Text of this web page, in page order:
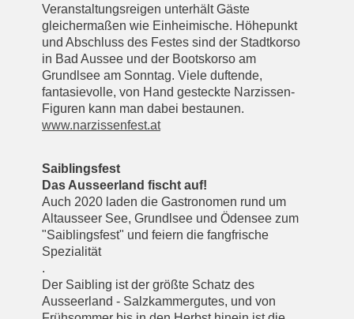
Veranstaltungsreigen unterhält Gäste
gleichermaßen wie Einheimische. Höhepunkt
und Abschluss des Festes sind der Stadtkorso
in Bad Aussee und der Bootskorso am
Grundlsee am Sonntag. Viele duftende,
fantasievolle, von Hand gesteckte Narzissen-
Figuren kann man dabei bestaunen.
www.narzissenfest.at
Saiblingsfest
Das Ausseerland fischt auf!
Auch 2020 laden die Gastronomen rund um
Altausseer See, Grundlsee und Ödensee zum
"Saiblingsfest" und feiern die fangfrische
Spezialität
.
Der Saibling ist der größte Schatz des
Ausseerland - Salzkammergutes, und von